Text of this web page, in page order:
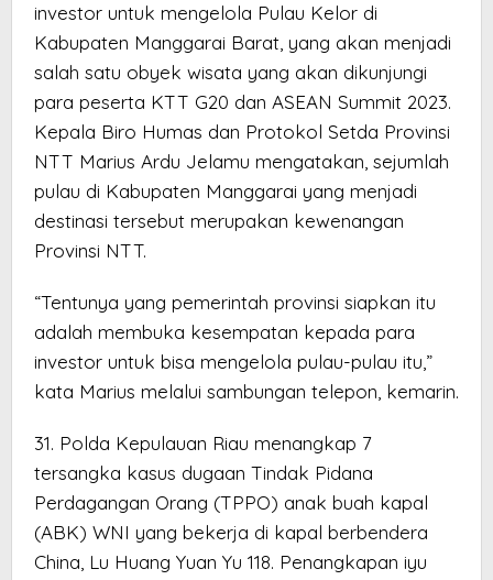
investor untuk mengelola Pulau Kelor di
Kabupaten Manggarai Barat, yang akan menjadi
salah satu obyek wisata yang akan dikunjungi
para peserta KTT G20 dan ASEAN Summit 2023.
Kepala Biro Humas dan Protokol Setda Provinsi
NTT Marius Ardu Jelamu mengatakan, sejumlah
pulau di Kabupaten Manggarai yang menjadi
destinasi tersebut merupakan kewenangan
Provinsi NTT.
“Tentunya yang pemerintah provinsi siapkan itu
adalah membuka kesempatan kepada para
investor untuk bisa mengelola pulau-pulau itu,”
kata Marius melalui sambungan telepon, kemarin.
31. Polda Kepulauan Riau menangkap 7
tersangka kasus dugaan Tindak Pidana
Perdagangan Orang (TPPO) anak buah kapal
(ABK) WNI yang bekerja di kapal berbendera
China, Lu Huang Yuan Yu 118. Penangkapan iyu